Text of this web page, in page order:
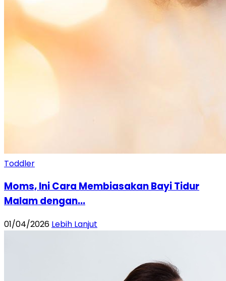
Toddler
Moms, Ini Cara Membiasakan Bayi Tidur
Malam dengan...
01/04/2026 Lebih Lanjut